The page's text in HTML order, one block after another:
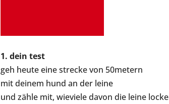
1. dein test
geh heute eine strecke von 50metern
mit deinem hund an der leine
und zähle mit, wieviele davon die leine